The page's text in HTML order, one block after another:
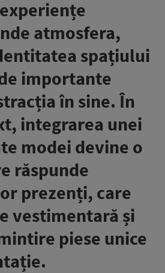
atmosfera,
spațiului
importante
în sine. În
integrarea unei
modei devine o
răspunde
prezenți, care
vestimentară și
piese unice